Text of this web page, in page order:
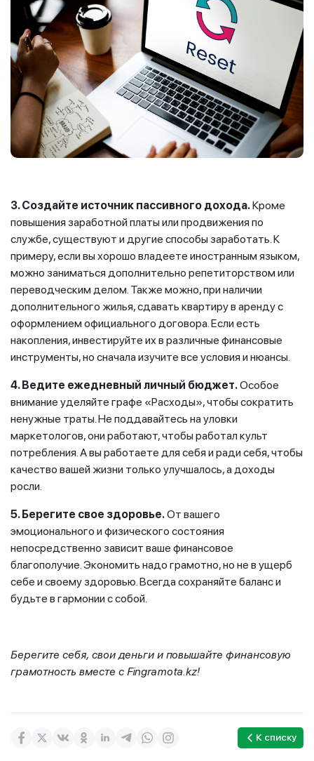
3. Создайте источник пассивного дохода.Кроме
повышения заработной платы или продвижения по
службе, существуют и другие способы заработать. К
примеру, если вы хорошо владеете иностранным языком,
можно заниматься дополнительно репетиторством или
переводческим делом. Также можно, при наличии
дополнительного жилья, сдавать квартиру в аренду с
оформлением официального договора. Если есть
накопления, инвестируйте их в различные финансовые
инструменты, но сначала изучите все условия и нюансы.
4. Ведите ежедневный личный бюджет.Особое
внимание уделяйте графе «Расходы», чтобы сократить
ненужные траты. Не поддавайтесь на уловки
маркетологов, они работают, чтобы работал культ
потребления. А вы работаете для себя и ради себя, чтобы
качество вашей жизни только улучшалось, а доходы
росли.
5. Берегите свое здоровье.От вашего
эмоционального и физического состояния
непосредственно зависит ваше финансовое
благополучие. Экономить надо грамотно, но не в ущерб
себе и своему здоровью. Всегда сохраняйте баланс и
будьте в гармонии с собой.
Берегите себя, свои деньги и повышайте финансовую
грамотность вместе с Fingramota.kz!
К списку